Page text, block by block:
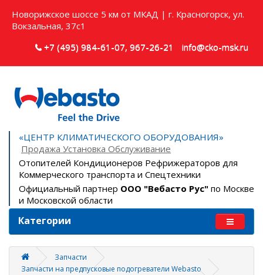
Новорижское шоссе 5 км от МКАД | г. Красногорск, ул.
Вокзальная, 37с1
+7 (495) 984-61-07, 967-26-21
info@cko-msk.ru
«ЦЕНТР КЛИМАТИЧЕСКОГО ОБОРУДОВАНИЯ»
Продажа Установка Обслуживание
Отопителей Кондиционеров Рефрижераторов для
Коммерческого транспорта и Спецтехники
Официальный партнер ООО "Вебасто Рус" по Москве
и Московской области
Категории
Запчасти
Запчасти на предпусковые подогреватели Webasto